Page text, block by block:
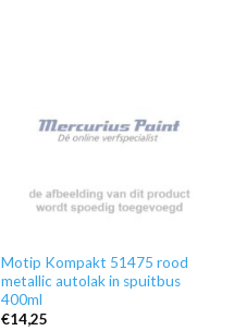
Motip Kompakt 51475 rood
metallic autolak in spuitbus
400ml
€14,25